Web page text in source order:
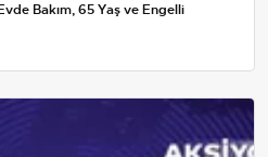
Bakım, 65 Yaş ve Engelli